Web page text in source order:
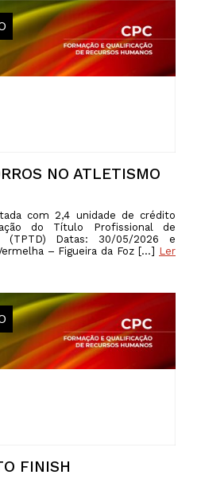
NO ATLETISMO
com 2,4 unidade de crédito
do Título Profissional de
(TPTD) Datas: 30/05/2026 e
– Figueira da Foz […] Ler
FINISH